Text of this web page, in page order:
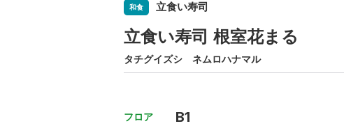
和食 立食い寿司
立食い寿司 根室花まる
タチグイズシ ネムロハナマル
フロア B1